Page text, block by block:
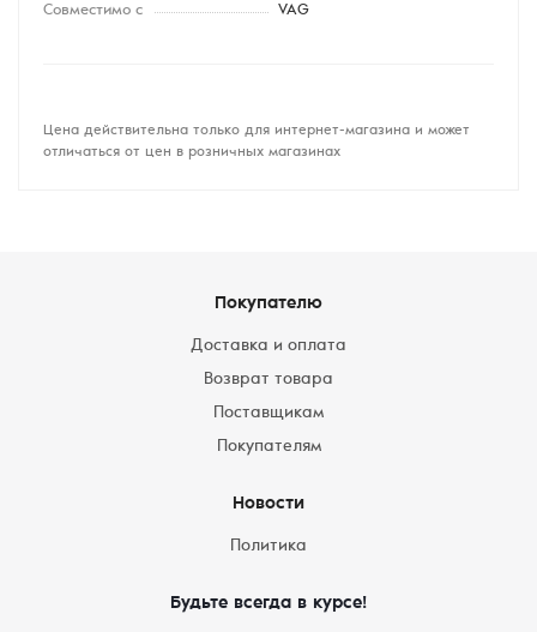
Совместимо с VAG
Цена действительна только для интернет-магазина и может
отличаться от цен в розничных магазинах
Покупателю
Доставка и оплата
Возврат товара
Поставщикам
Покупателям
Новости
Политика
Будьте всегда в курсе!